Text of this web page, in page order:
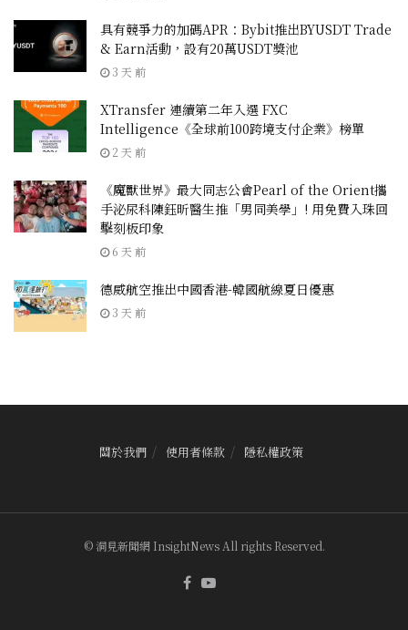
具有競爭力的加碼APR：Bybit推出BYUSDT Trade
& Earn活動，設有20萬USDT獎池
3 天 前
XTransfer 連續第二年入選 FXC
Intelligence《全球前100跨境支付企業》榜單
2 天 前
《魔獸世界》最大同志公會Pearl of the Orient攜
手泌尿科陳鈺昕醫生推「男同美學」! 用免費入珠回
擊刻板印象
6 天 前
德威航空推出中國香港-韓國航線夏日優惠
3 天 前
關於我們 使用者條款 隱私權政策
© 洞見新聞網 InsightNews All rights Reserved.